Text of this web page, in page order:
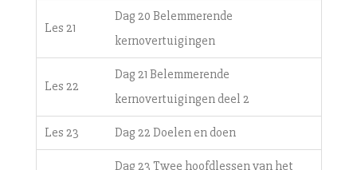
Les 21
Dag 20 Belemmerende
kernovertuigingen
Les 22
Dag 21 Belemmerende
kernovertuigingen deel 2
Les 23 Dag 22 Doelen en doen
Dag 23 Twee hoofdlessen van het